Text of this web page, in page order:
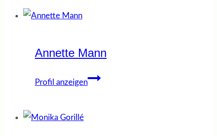
Annette Mann
Profil anzeigenAnnette